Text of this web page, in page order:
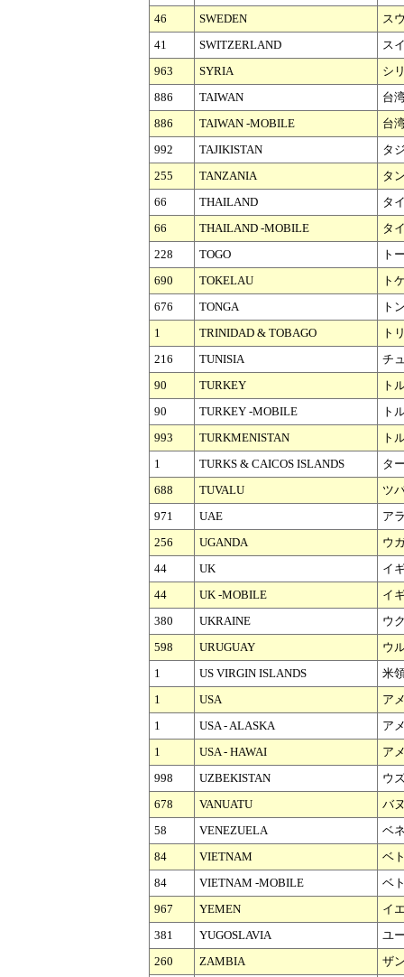
46 SWEDEN
ス
41
SWITZERLAND
ス
963
SYRIA
シ
886
TAIWAN
台
886
TAIWAN -MOBILE
台
992
TAJIKISTAN
タ
255
TANZANIA
タ
66
THAILAND
タ
66
THAILAND -MOBILE
タ
228
TOGO
ト
690
TOKELAU
ト
676
TONGA
ト
1
TRINIDAD & TOBAGO
ト
216
TUNISIA
チ
90
TURKEY
ト
90
TURKEY -MOBILE
ト
993
TURKMENISTAN
ト
1
TURKS & CAICOS ISLANDS
タ
688
TUVALU
ツ
971
UAE
ア
256
UGANDA
ウ
44
UK
イ
44
UK -MOBILE
イ
380
UKRAINE
ウ
598
URUGUAY
ウ
1
US VIRGIN ISLANDS
米
1
USA
ア
1
USA - ALASKA
ア
1
USA - HAWAI
ア
998
UZBEKISTAN
ウ
678
VANUATU
バ
58
VENEZUELA
ベ
84
VIETNAM
ベ
84
VIETNAM -MOBILE
ベ
967
YEMEN
イ
381
YUGOSLAVIA
ユ
260
ZAMBIA
ザ